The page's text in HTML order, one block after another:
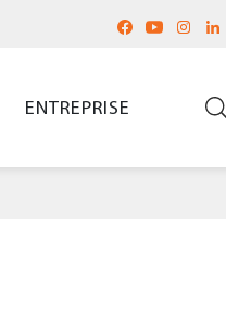
ENTREPRISE